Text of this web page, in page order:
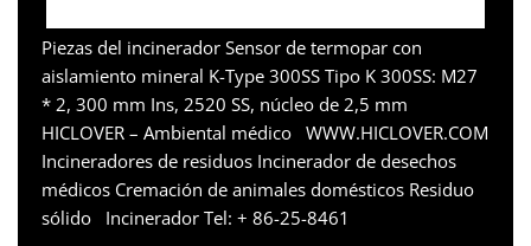
Piezas del incinerador Sensor de termopar con
aislamiento mineral K-Type 300SS Tipo K 300SS: M27
* 2, 300 mm Ins, 2520 SS, núcleo de 2,5 mm
HICLOVER – Ambiental médico WWW.HICLOVER.COM
Incineradores de residuos Incinerador de desechos
médicos Cremación de animales domésticos Residuo
sólido Incinerador Tel: + 86-25-8461